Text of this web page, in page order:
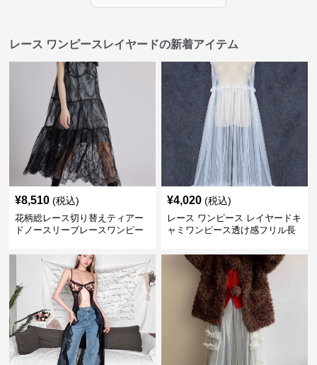
レース ワンピースレイヤードの新着アイテム
¥8,510 (税込)
花柄総レース切り替えティアー
ドノースリーブレースワンピー
¥4,020 (税込)
レース ワンピース レイヤードキ
ャミワンピース透け感フリル長